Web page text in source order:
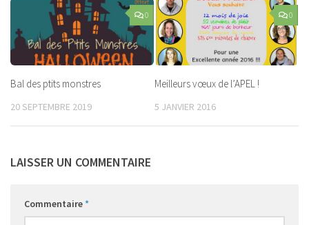
0
Bal des ptits monstres
20 SEPTEMBRE 2019
0
Meilleurs vœux de l’APEL !
5 JANVIER 2016
LAISSER UN COMMENTAIRE
Commentaire*